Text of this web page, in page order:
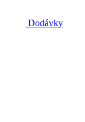
Dodávky